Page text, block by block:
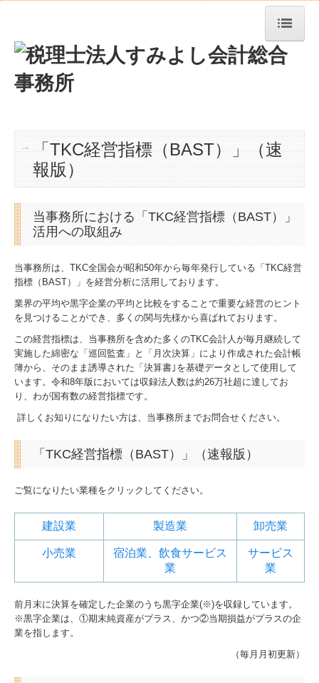
トップページ
事務所紹介
業務案内
求人情報
お問合せ
TKCシステムQ&A
経営革新等支援機関とは
経営者お役立ち情報
補助金・助成金・融資情報
「TKC経営指標（BAST）」
（速
報版）
当事務所における「TKC経営指標（BAST）」
活用への取組み
当事務所は、TKC全国会が昭和50年から毎年発行している「TKC経営
指標（BAST）」を経営分析に活用しております。
業界の平均や黒字企業の平均と比較をすることで重要な経営のヒント
を見つけることができ、多くの関与先様から喜ばれております。
この経営指標は、当事務所を含めた多くのTKC会計人が毎月継続して
実施した綿密な「巡回監査」と「月次決算」により作成された会計帳
簿から、そのまま誘導された「決算書｣を基礎データとして使用して
います。令和8年版においては収録法人数は約26万社超に達してお
り、わが国有数の経営指標です。
詳しくお知りになりたい方は、当事務所までお問合せください。
「TKC経営指標（BAST）」（速報版）
ご覧になりたい業種をクリックしてください。
建設業 製造業 卸売業
小売業
宿泊業、飲食サービス
業
サービス
業
前月末に決算を確定した企業のうち黒字企業(※)を収録しています。
※黒字企業は、①期末純資産がプラス、かつ②当期損益がプラスの企
業を指します。
（毎月月初更新）